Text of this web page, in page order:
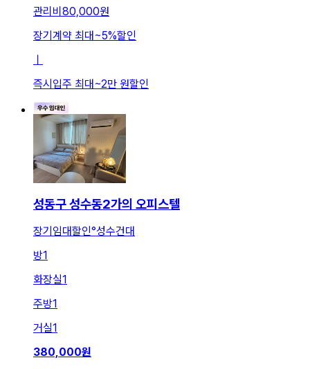
관리비 80,000원
장기계약 최대~5%할인
ㅣ
즉시입주 최대~2만 원할인
성동구 성수동2가의 오피스텔
장기임대할인°성수건대
방1
화장실1
주방1
거실1
380,000원